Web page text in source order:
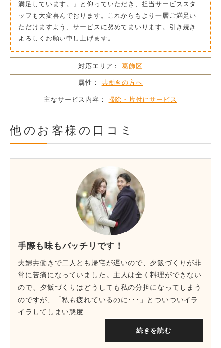
満足しています。」と仰っていただき、担当サービススタ
ッフも大変喜んでおります。これからもより一層ご満足い
ただけますよう、サービスに努めてまいります。引き続き
よろしくお願い申し上げます。
対応エリア： 葛飾区
属性： 共働きの方へ
主なサービス内容： 掃除・片付けサービス
他のお客様の口コミ
手際も味もバッチリです！
夫婦共働きで二人とも帰宅が遅いので、夕飯づくりが非
常に苦痛になっていました。主人は全く料理ができない
ので、夕飯づくりはどうしても私の分担になってしまう
のですが、「私も疲れているのに･･･」とついついイラ
イラしてしまい態度…
続きを読む